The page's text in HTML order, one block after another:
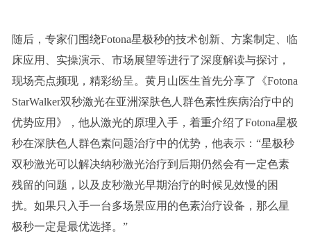
随后，专家们围绕Fotona星极秒的技术创新、方案制定、临
床应用、实操演示、市场展望等进行了深度解读与探讨，
现场亮点频现，精彩纷呈。黄月山医生首先分享了《Fotona
StarWalker双秒激光在亚洲深肤色人群色素性疾病治疗中的
优势应用》，他从激光的原理入手，着重介绍了Fotona星极
秒在深肤色人群色素问题治疗中的优势，他表示：“星极秒
双秒激光可以解决纳秒激光治疗到后期仍然会有一定色素
残留的问题，以及皮秒激光早期治疗的时候见效慢的困
扰。如果只入手一台多场景应用的色素治疗设备，那么星
极秒一定是最优选择。”